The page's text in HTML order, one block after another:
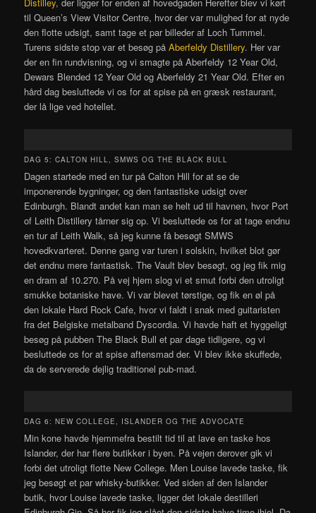
Distilley, der ligger for enden af hovedgaden Herefter blev vi kørt
til Queen’s View Visitor Centre, hvor der var mulighed for at nyde
den flotte udsigt, samt tage et par billeder af Loch Tummel.
Turens sidste stop var et besøg påAberfeldy Distillery. Her var
der en fin rundvisning, og vi smagte på Aberfeldy 12 Year Old,
Dewars Blended 12 Year Old og Aberfeldy 21 Year Old. Efter en
hård dag besluttede vi os for at spise på en græsk restaurant,
der lå lige ved hotellet.
DAG 5: CALTON HILL, SMWS OG THE BLACK BULL
Dagen startede med en tur på Calton Hill for at se de
imponerende bygninger, og den fantastiske udsigt over
Edinburgh. Blandt andet kan man se helt ud til havnen, hvor Port
of Leith Distillery tårner sig op. Vi besluttede os for at tage endnu
en tur af Leith Walk, så jeg kunne få besøgt SMWS
hovedkvarteret. Denne gang var turen i solskin, hvilket blot gør
det endnu mere fantastisk. The Vault blev besøgt, og jeg fik mig
en dram af 10.270. På vej hjem slog vi et smut forbi den utroligt
smukke botaniske have. Vi var blevet tørstige, og fik en øl på
den lokale Hard Rock Cafe, hvor vi faldt i snak med guitaristen
fra det Belgiske metalband Dyscordia. Vi havde haft et hyggeligt
besøg på pubben The Black Bull et par dage tidligere, og vi
besluttede os for at spise aftensmad der. Vi blev ikke skuffede,
da de serverede dejlig traditionel pub-mad.
DAG 6: NEW COLLEGE, ISLANDER OG THE ADVOCATE
Min kone havde hjemmefra bestilt tid til at lave en taske hos
Islander, der har flere butikker i byen. På vejen derover gik vi
forbi det utroligt flotte New College. Men Louise lavede taske, fik
jeg besøgt et par whisky-butikker. Ved siden af den Islander
butik, hvor Louise lavede taske, ligger det lokale destilleri